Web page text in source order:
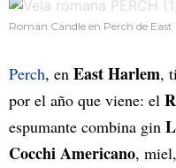
Roman Candle en Perch de East
Perch, en East Harlem,
por el año que viene: el
espumante combina gin
Cocchi Americano,